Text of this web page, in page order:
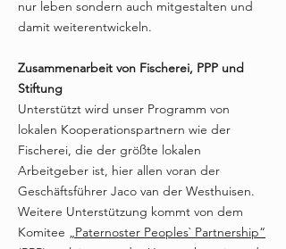
nur leben sondern auch mitgestalten und
damit weiterentwickeln.
Zusammenarbeit von Fischerei, PPP und
Stiftung
Unterstützt wird unser Programm von
lokalen Kooperationspartnern wie der
Fischerei, die der größte lokalen
Arbeitgeber ist, hier allen voran der
Geschäftsführer Jaco van der Westhuisen.
Weitere Unterstützung kommt von dem
Komitee „Paternoster Peoples` Partnership“